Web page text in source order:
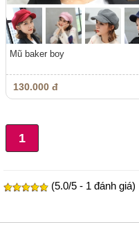
Mũ baker boy
130.000 đ
1
(5.0/5 - 1 đánh giá)